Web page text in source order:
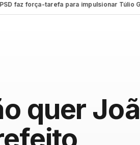
força-tarefa para impulsionar Túlio
quer